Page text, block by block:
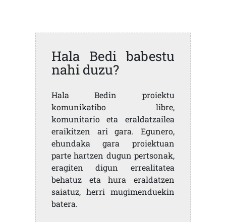
Hala Bedi babestu
nahi duzu?
Hala Bedin proiektu
komunikatibo libre,
komunitario eta eraldatzailea
eraikitzen ari gara. Egunero,
ehundaka gara proiektuan
parte hartzen dugun pertsonak,
eragiten digun errealitatea
behatuz eta hura eraldatzen
saiatuz, herri mugimenduekin
batera.